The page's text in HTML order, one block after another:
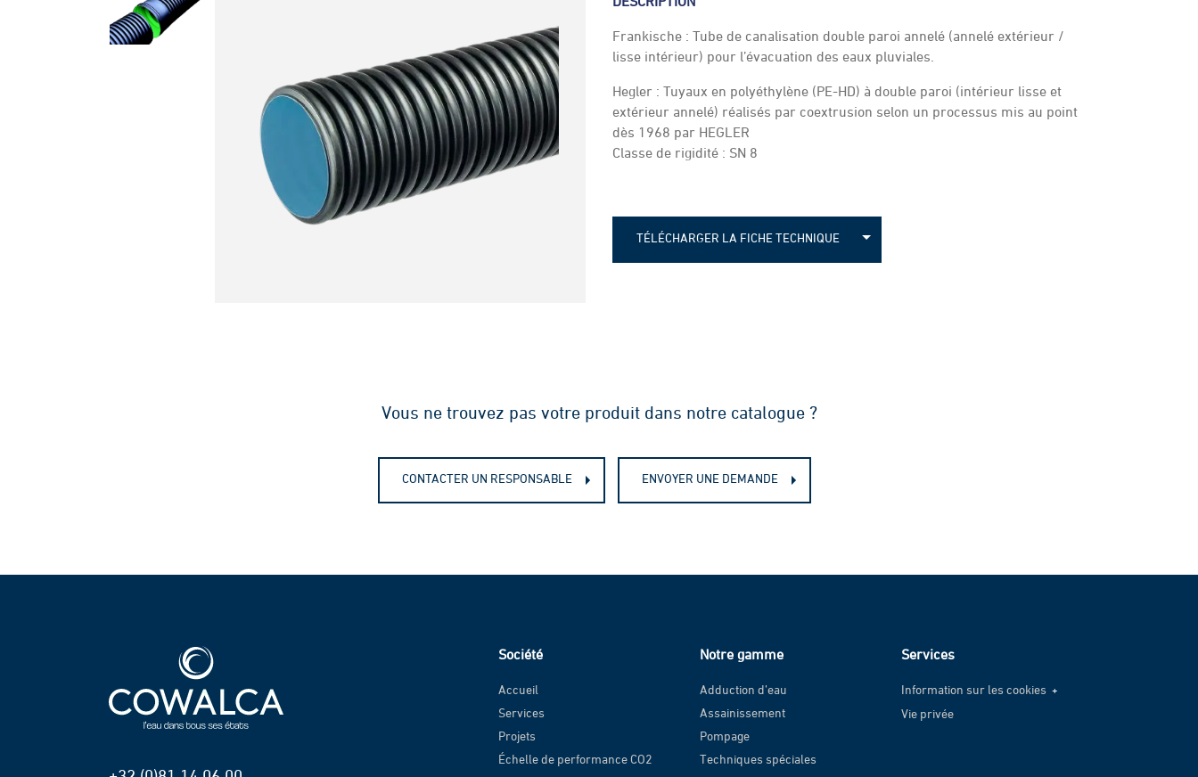
Frankische : Tube de canalisation double paroi annelé (annelé extérieur /
lisse intérieur) pour l’évacuation des eaux pluviales.
Hegler : Tuyaux en polyéthylène (PE-HD) à double paroi (intérieur lisse et
extérieur annelé) réalisés par coextrusion selon un processus mis au point
dès 1968 par HEGLER
Classe de rigidité : SN 8
TÉLÉCHARGER LA FICHE TECHNIQUE
Vous ne trouvez pas votre produit dans notre catalogue ?
CONTACTER UN RESPONSABLE ENVOYER UNE DEMANDE
Société
Accueil
Services
Projets
Échelle de performance CO2
Notre gamme
Adduction d’eau
Assainissement
Pompage
Techniques spéciales
Services
Information sur les cookies
Information sur les cookies
Vie privée